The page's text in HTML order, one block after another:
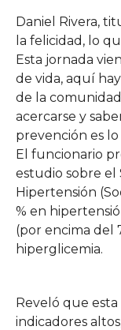
Daniel Rivera,
la felicidad, lo
Esta jornada
de vida, aquí
de la
acercarse y
prevención es
El funcionario
estudio sobre el
Hipertensión
% en
(por encima del
hiperglicemia.
Reveló que
indicadores